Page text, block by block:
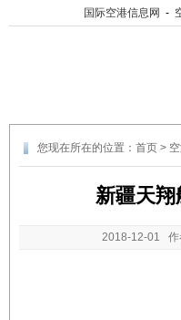
国际空港信息网 -
您现在所在的位置： 首页 >
新疆天翔
2018-12-01 作